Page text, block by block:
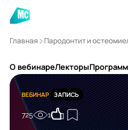
Главная Пародонтит и
О вебинареЛекторы
ВЕБИНАР ЗАПИСЬ
725 1